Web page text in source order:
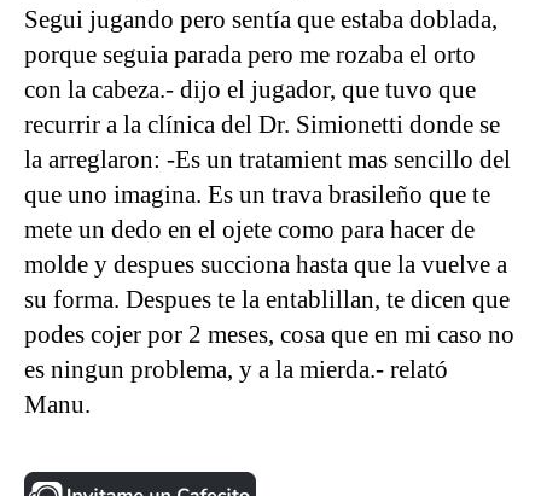
Segui jugando pero sentía que estaba doblada,
porque seguia parada pero me rozaba el orto
con la cabeza.- dijo el jugador, que tuvo que
recurrir a la clínica del Dr. Simionetti donde se
la arreglaron: -Es un tratamient mas sencillo del
que uno imagina. Es un trava brasileño que te
mete un dedo en el ojete como para hacer de
molde y despues succiona hasta que la vuelve a
su forma. Despues te la entablillan, te dicen que
podes cojer por 2 meses, cosa que en mi caso no
es ningun problema, y a la mierda.- relató
Manu.